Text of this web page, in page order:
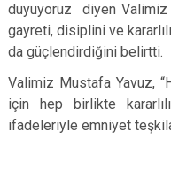
duyuyoruz diyen Valimiz
gayreti, disiplini ve
da güçlendirdiğini belirtti.
Valimiz Mustafa Yavuz,
için hep birlikte
ifadeleriyle emniyet